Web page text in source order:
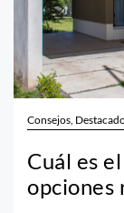
Consejos,
Cuál es
opciones